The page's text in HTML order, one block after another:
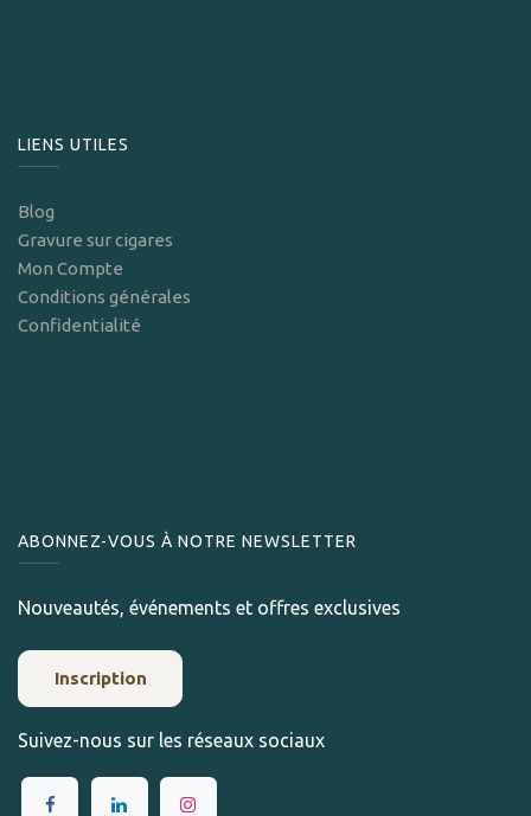
LIENS UTILES
Blog
Gravure sur cigares
Mon Compte
Conditions générales
Confidentialité
ABONNEZ-VOUS À NOTRE NEWSLETTER
Nouveautés, événements et offres exclusives
Inscription
Suivez-nous sur les réseaux sociaux